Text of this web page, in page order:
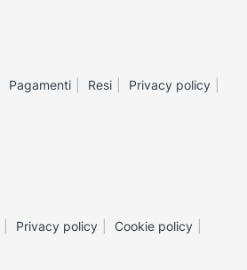
Pagamenti Resi
Privacy policy
Privacy policy
Cookie policy